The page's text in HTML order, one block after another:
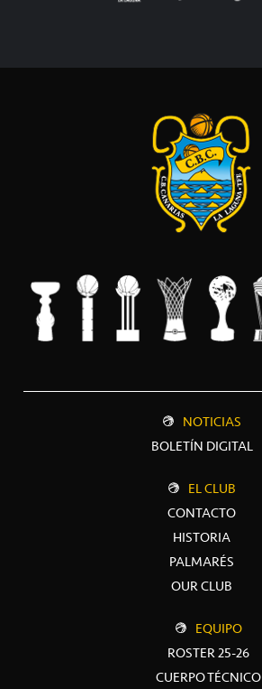
NOTICIAS
BOLETÍN DIGITAL
EL CLUB
CONTACTO
HISTORIA
PALMARÉS
OUR CLUB
EQUIPO
ROSTER 25-26
CUERPO TÉCNICO